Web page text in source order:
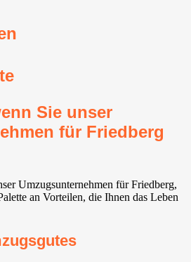
Sie unser
für Friedberg
Umzugsunternehmen für Friedberg,
an Vorteilen, die Ihnen das Leben